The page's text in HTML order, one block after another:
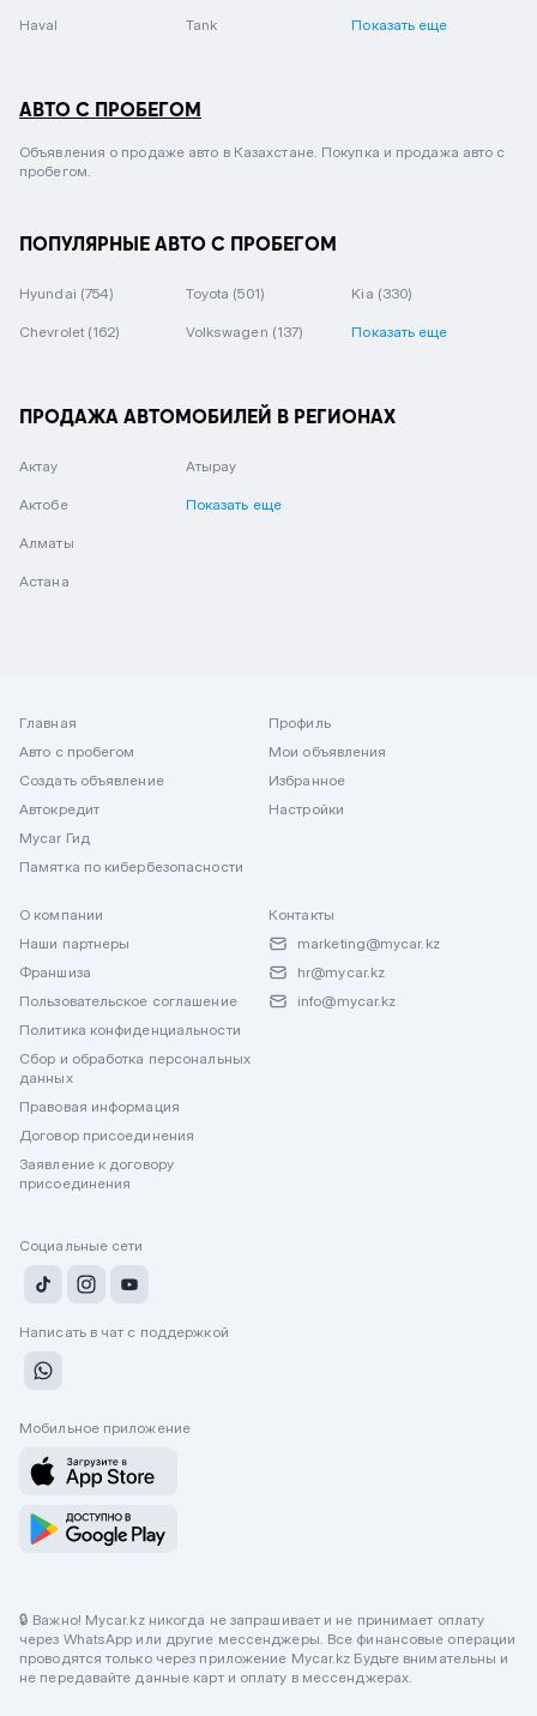
Haval Tank Показать еще
АВТО С ПРОБЕГОМ
Объявления о продаже авто в Казахстане. Покупка и продажа авто с
пробегом.
ПОПУЛЯРНЫЕ АВТО С ПРОБЕГОМ
Hyundai (754) Toyota (501) Kia (330)
Chevrolet (162) Volkswagen (137) Показать еще
ПРОДАЖА АВТОМОБИЛЕЙ В РЕГИОНАХ
Актау
Актобе
Алматы
Астана
Атырау
Показать еще
Главная
Авто с пробегом
Создать объявление
Автокредит
Mycar Гид
Памятка по кибербезопасности
Профиль
Мои объявления
Избранное
Настройки
О компании
Наши партнеры
Франшиза
Пользовательское соглашение
Политика конфиденциальности
Сбор и обработка персональных
данных
Правовая информация
Договор присоединения
Заявление к договору
присоединения
Контакты
marketing@mycar.kz
hr@mycar.kz
info@mycar.kz
Социальные сети
Написать в чат с поддержкой
Мобильное приложение
🔒 Важно! Mycar.kz никогда не запрашивает и не принимает оплату
через WhatsApp или другие мессенджеры. Все финансовые операции
проводятся только через приложение Mycar.kz Будьте внимательны и
не передавайте данные карт и оплату в мессенджерах.